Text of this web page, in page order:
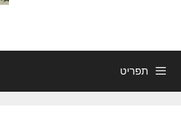
תפריט